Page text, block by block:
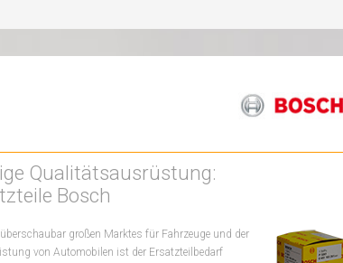
Qualitätsausrüstung:
Bosch
großen Marktes für Fahrzeuge und der
von Automobilen ist der Ersatzteilbedarf